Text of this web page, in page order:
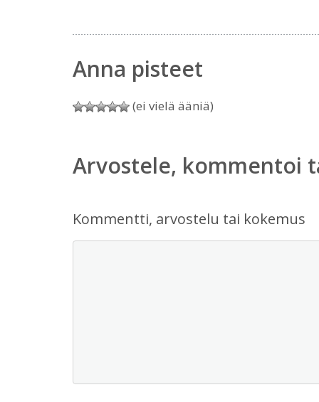
Anna pisteet
(ei vielä ääniä)
Arvostele, kommentoi
Kommentti, arvostelu tai kokemus